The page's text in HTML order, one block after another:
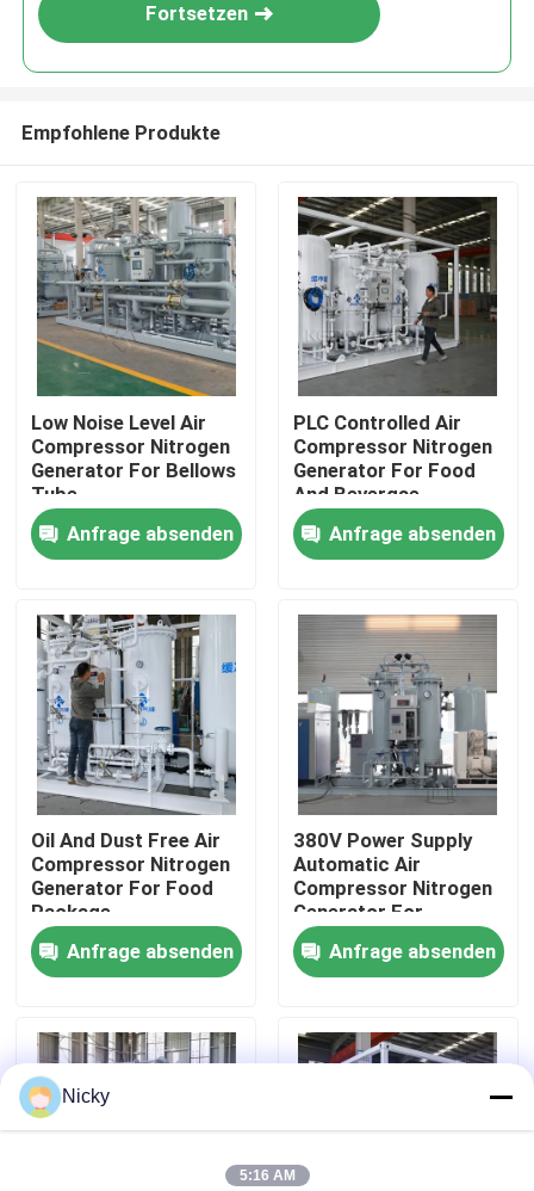
Zu Hause
Über uns
Werksbesichtigung
Qualitätskontrolle
Kontakt mit uns
Neuigkeiten
Bitte um ein Angebot
PSA-Stickstoffgasgeneratoren
Hoher Reinheitsgrad-Stickstoff-Generator
Fortsetzen
Empfohlene Produkte
Low Noise Level Air
Compressor Nitrogen
Generator For Bellows
Tube
Anfrage absenden
PLC Controlled Air
Compressor Nitrogen
Generator For Food
And Bevergae
Anfrage absenden
Oil And Dust Free Air
Compressor Nitrogen
Generator For Food
Package
Anfrage absenden
380V Power Supply
Automatic Air
Compressor Nitrogen
Generator For
Beverage Filling
Anfrage absenden
Nicky
5:16 AM